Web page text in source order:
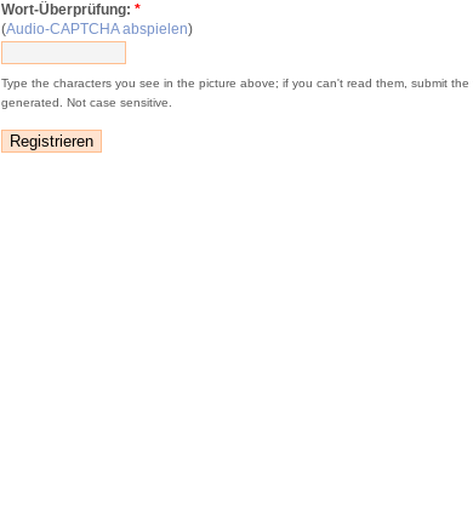
Wort-Überprüfung: *
(Audio-CAPTCHA abspielen)
Type the characters you see in the picture above; if you can't read them, submit the
generated. Not case sensitive.